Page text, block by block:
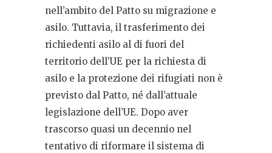
nell’ambito del Patto su migrazione e
asilo. Tuttavia, il trasferimento dei
richiedenti asilo al di fuori del
territorio dell’UE per la richiesta di
asilo e la protezione dei rifugiati non è
previsto dal Patto, né dall’attuale
legislazione dell’UE. Dopo aver
trascorso quasi un decennio nel
tentativo di riformare il sistema di